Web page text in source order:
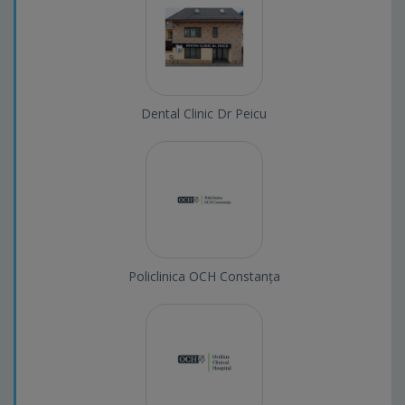
Dental Clinic Dr Peicu
Policlinica OCH Constanța